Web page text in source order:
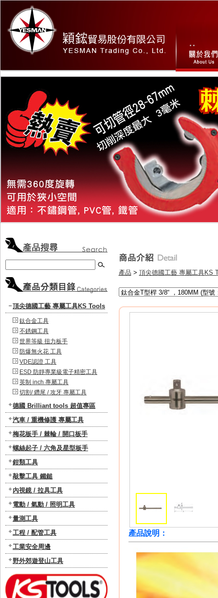
頂尖德國工藝 專屬工具KS Tools
鈦合金工具
不銹鋼工具
世界等級 扭力板手
防爆無火花 工具
VDE認證 工具
ESD 防靜專業級電子精密工具
英制 inch 專屬工具
切割/ 鑽尾 / 攻牙 專屬工具
德國 Brilliant tools 超值專區
汽車 / 重機修護 專屬工具
梅花板手 / 棘輪 / 開口板手
螺絲起子 / 六角及星型板手
鉗類工具
敲擊工具 鐵鎚
內視鏡 / 拉具工具
電動 / 氣動 / 照明工具
量測工具
工程 / 配管工具
工業安全周邊
野外郊遊登山工具
產品 > 頂尖德國工藝 專屬工具KS
產品說明：